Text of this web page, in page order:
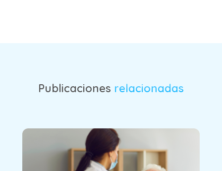
Publicaciones relacionadas